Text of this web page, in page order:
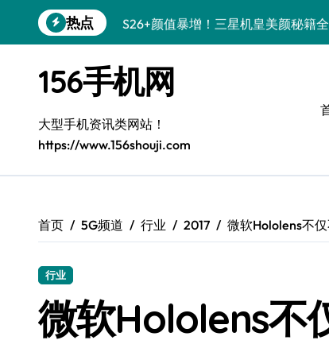
到
热点
S26+颜值暴增！三星机皇美颜秘籍
三星S26个性美颜全攻略，一键解锁
S25美化秘籍：个性潮玩，炫酷加倍
Galaxy C55 5G焕新秘籍：潮流定制
Galaxy C55 5G登场，美学新标杆！
Galaxy S25+闪亮登场，这样打扮更
156手机网
大型手机资讯类网站！
https://www.156shouji.com
首页 5G频道 行业 2017 微软Hololens不
行业
微软Hololens不